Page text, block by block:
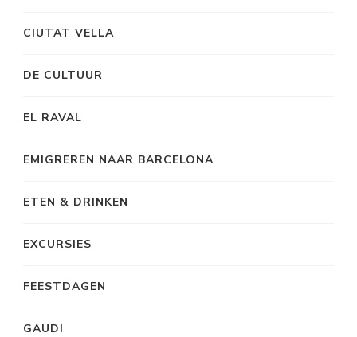
CIUTAT VELLA
DE CULTUUR
EL RAVAL
EMIGREREN NAAR BARCELONA
ETEN & DRINKEN
EXCURSIES
FEESTDAGEN
GAUDI